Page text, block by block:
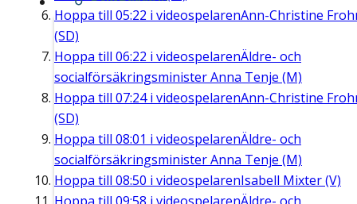
Hoppa till 05:22 i videospelarenAnn-Christine
(SD)
Hoppa till 06:22 i videospelarenÄldre- och
socialförsäkringsminister Anna Tenje (M)
Hoppa till 07:24i videospelarenAnn-Christine
(SD)
Hoppa till 08:01 i videospelarenÄldre- och
socialförsäkringsminister Anna Tenje (M)
Hoppa till 08:50 i videospelarenIsabell Mixter (V)